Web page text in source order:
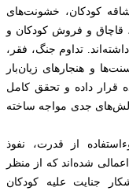
کودکان، خشونت‌های
قاچاق و فروش کودکان و
تداوم جنگ، فقر،
و هنجارهای زیان‌بار
قرار داده و تحقق کامل
جدی مواجه ساخته
از قدرت، نفوذ
شده‌اند که از منظر
جنایت علیه کودکان